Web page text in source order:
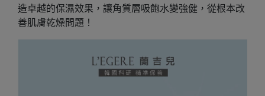
造卓越的保濕效果，讓角質層吸飽水變強健，從根本改
善肌膚乾燥問題！